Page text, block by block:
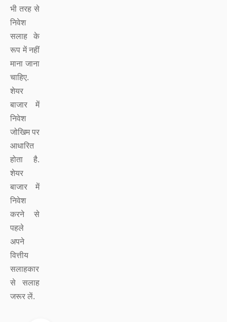
भी तरह से
निवेश
सलाह के
रूप में नहीं
माना जाना
चाहिए.
शेयर
बाजार में
निवेश
जोखिम पर
आधारित
होता है.
शेयर
बाजार में
निवेश
करने से
पहले
अपने
वित्तीय
सलाहकार
से सलाह
जरूर लें.